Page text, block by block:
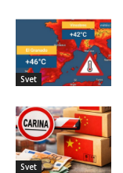
Svet
Svet